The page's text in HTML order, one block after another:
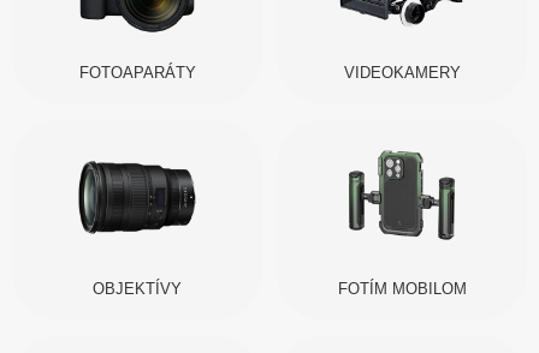
FOTOAPARÁTY VIDEOKAMERY
OBJEKTÍVY FOTÍM MOBILOM